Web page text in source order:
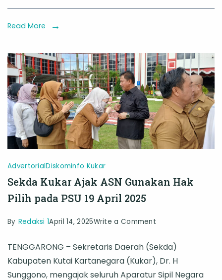
Sunggono
Teguhkan
Komitmen
Layani
Masyarakat
Read More
AdvertorialDiskominfo Kukar
Sekda Kukar Ajak ASN Gunakan Hak
Pilih pada PSU 19 April 2025
By Redaksi 1April 14, 2025Write a Comment
Kukar
Ajak
TENGGARONG – Sekretaris Daerah (Sekda)
Kabupaten Kutai Kartanegara (Kukar), Dr. H
Sunggono, mengajak seluruh Aparatur Sipil Negara